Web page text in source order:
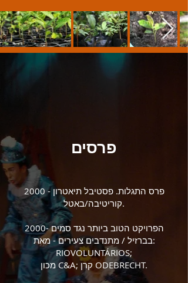
פרסים
2000 - פרס התגלות. פסטיבל תיאטרון
קוריטיבה/באטל.
2000- הפרויקט הטוב ביותר נגד סמים
בברזיל / מתנדבים צעירים - מאת:
RIOVOLUNTÁRIOS;
מכון C&A; קרן ODEBRECHT.